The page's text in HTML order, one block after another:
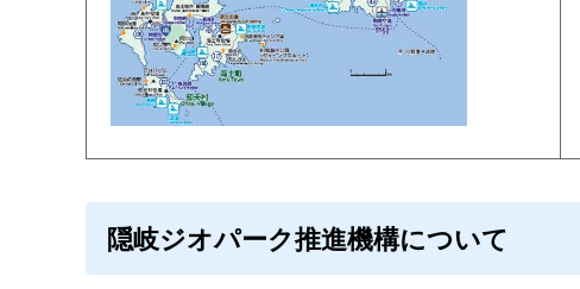
隠岐ジオパーク推進機構について